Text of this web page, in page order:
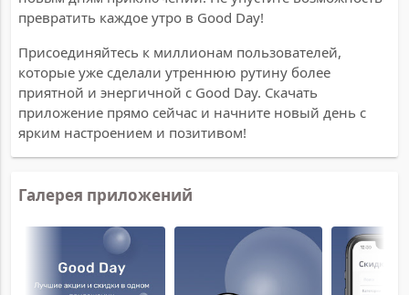
превратить каждое утро в Good Day!
Присоединяйтесь к миллионам пользователей,
которые уже сделали утреннюю рутину более
приятной и энергичной с Good Day. Скачать
приложение прямо сейчас и начните новый день с
ярким настроением и позитивом!
Галерея приложений